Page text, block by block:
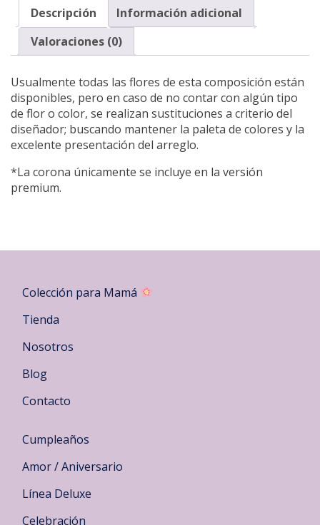
Descripción
Información adicional
Valoraciones (0)
Usualmente todas las flores de esta composición están
disponibles, pero en caso de no contar con algún tipo
de flor o color, se realizan sustituciones a criterio del
diseñador; buscando mantener la paleta de colores y la
excelente presentación del arreglo.
*La corona únicamente se incluye en la versión
premium.
Colección para Mamá
Tienda
Nosotros
Blog
Contacto
Cumpleaños
Amor / Aniversario
Línea Deluxe
Celebración